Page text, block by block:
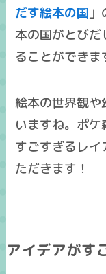
だす絵本の国
本の国がとび
ることができま
絵本の世界観
いますね。ポ
すごすぎるレ
ただきます！
アイデアがす